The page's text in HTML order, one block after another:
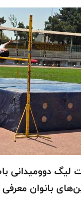
لیگ دوومیدانی
بانوان